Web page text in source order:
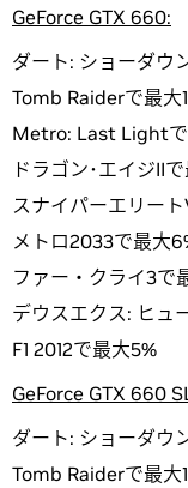
GeForce GTX 660:
ダート: ショーダウ
Tomb Raiderで最大
Metro: Last Lightで
ドラゴン･エイジII
スナイパーエリー
メトロ2033で最大
ファー・クライ3で
デウスエクス: ヒュ
F1 2012で最大5%
GeForce GTX 660
ダート: ショーダウ
Tomb Raiderで最大